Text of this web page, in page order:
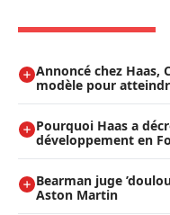
Annoncé chez Haas,
modèle pour
Pourquoi Haas a
développement en
Bearman juge
Aston Martin